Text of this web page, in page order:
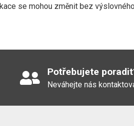
se mohou změnit bez
Potřebujete
Neváhejte nás